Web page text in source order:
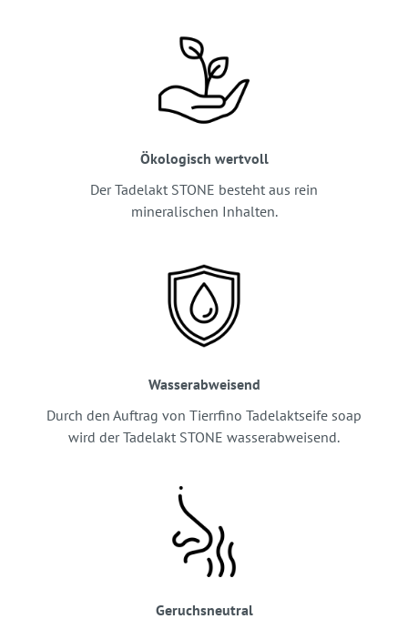
Ökologisch wertvoll
Der Tadelakt STONE besteht aus rein
mineralischen Inhalten.
Wasserabweisend
Durch den Auftrag von Tierrfino Tadelaktseife soap
wird der Tadelakt STONE wasserabweisend.
Geruchsneutral